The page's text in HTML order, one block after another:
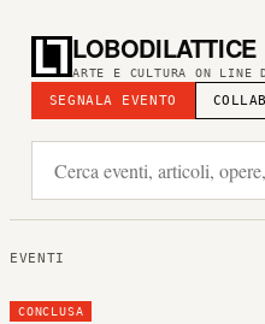
LOBODILATTICE
ARTE E CULTURA ON LINE
SEGNALA EVENTO
EVENTI
CONCLUSA